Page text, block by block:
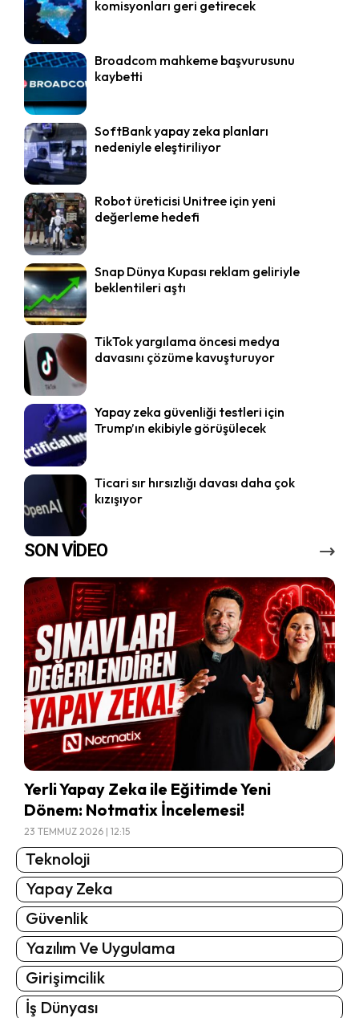
komisyonları geri getirecek
Broadcom mahkeme başvurusunu
kaybetti
SoftBank yapay zeka planları
nedeniyle eleştiriliyor
Robot üreticisi Unitree için yeni
değerleme hedefi
Snap Dünya Kupası reklam geliriyle
beklentileri aştı
TikTok yargılama öncesi medya
davasını çözüme kavuşturuyor
Yapay zeka güvenliği testleri için
Trump’ın ekibiyle görüşülecek
Ticari sır hırsızlığı davası daha çok
kızışıyor
SON VİDEO
Yerli Yapay Zeka ile Eğitimde Yeni
Dönem: Notmatix İncelemesi!
23 TEMMUZ 2026 | 12:15
Teknoloji
Yapay Zeka
Güvenlik
Yazılım Ve Uygulama
Girişimcilik
İş Dünyası